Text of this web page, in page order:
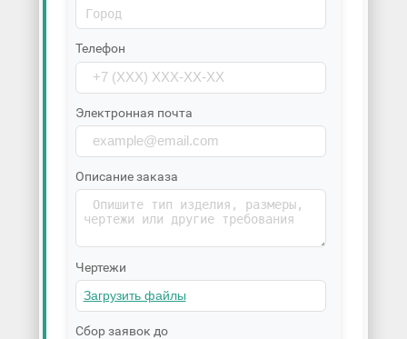
Телефон
Электронная почта
Описание заказа
Чертежи
Сбор заявок до